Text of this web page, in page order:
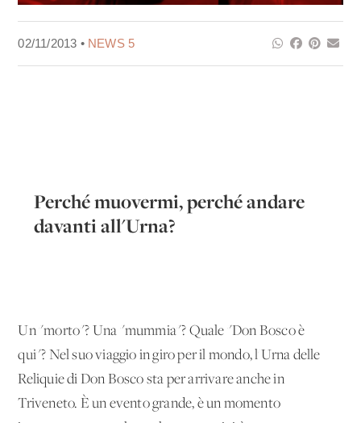
02/11/2013 • NEWS 5
Perché muovermi, perché andare
davanti all'Urna?
Un "morto"? Una "mummia"? Quale "Don Bosco è
qui"? Nel suo viaggio in giro per il mondo, l'Urna delle
Reliquie di Don Bosco sta per arrivare anche in
Triveneto. È un evento grande, è un momento